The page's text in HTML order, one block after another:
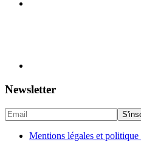
Newsletter
Mentions légales et